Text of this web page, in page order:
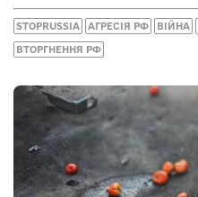
STOPRUSSIA АГРЕСІЯ РФ ВІЙНА
ВТОРГНЕННЯ РФ